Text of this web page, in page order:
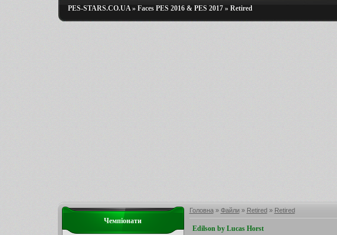
PES-STARS.CO.UA» Faces PES 2016 & PES 2017» Retired
Головна» Файли» Retired» Retired
Edilson by Lucas Horst
Чемпіонати